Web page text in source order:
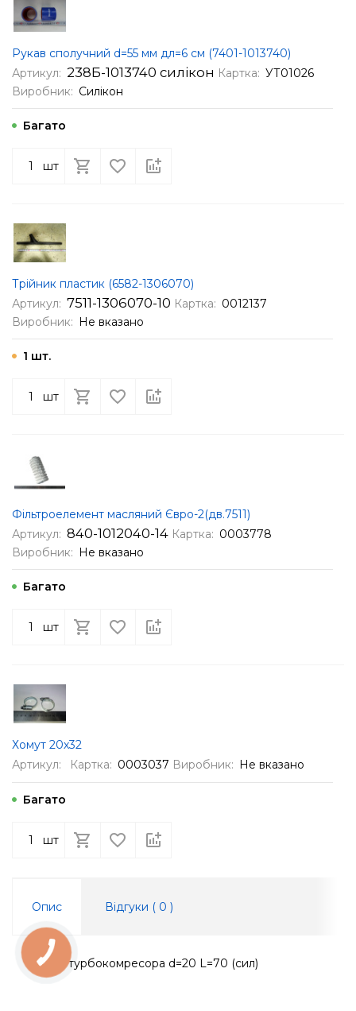
Рукав сполучний d=55 мм дл=6 см (7401-1013740)
Артикул: 238Б-1013740 силікон Картка: УТ01026
Виробник: Силікон
Багато
шт
Трійник пластик (6582-1306070)
Артикул: 7511-1306070-10 Картка: 0012137
Виробник: Не вказано
1 шт.
шт
Фільтроелемент масляний Євро-2(дв.7511)
Артикул: 840-1012040-14 Картка: 0003778
Виробник: Не вказано
Багато
шт
Хомут 20х32
Артикул:
Картка: 0003037 Виробник: Не вказано
Багато
шт
Опис Відгуки ( 0 )
Рукав турбокомресора d=20 L=70 (сил)
КНОПКА
ЗВ'ЯЗКУ